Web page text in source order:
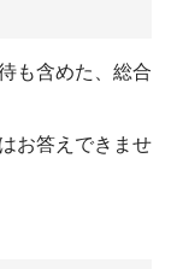
も含めた、総合
お答えできませ